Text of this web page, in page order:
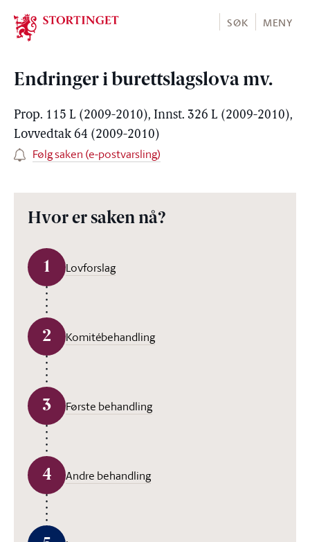
Stortinget.no
SØK MENY
Endringer i burettslagslova mv.
Prop. 115 L (2009-2010), Innst. 326 L (2009-2010),
Lovvedtak 64 (2009-2010)
Følg saken (e-postvarsling)
Hvor er saken nå?
1 Lovforslag
2 Komitébehandling
3 Første behandling
4 Andre behandling